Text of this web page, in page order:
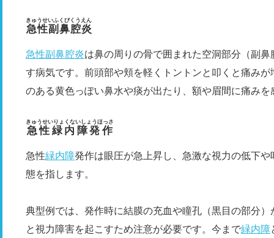
急性副鼻腔炎
きゅうせいふくびくうえん
急性副鼻腔炎は鼻の周りの骨で囲まれた空洞部分（副鼻
す病気です。前頭部や頬を軽くトントンと叩くと痛み
のある黄色っぽい鼻水や痰が出たり、額や眉間に痛み
急性緑内障発作
きゅうせいりょくないしょうほっさ
急性緑内障発作は眼圧が急上昇し、急激な視力の低下
態を指します。
典型例では、発作時に結膜の充血や瞳孔（黒目の部分
と視力障害を起こすため注意が必要です。今まで緑内障